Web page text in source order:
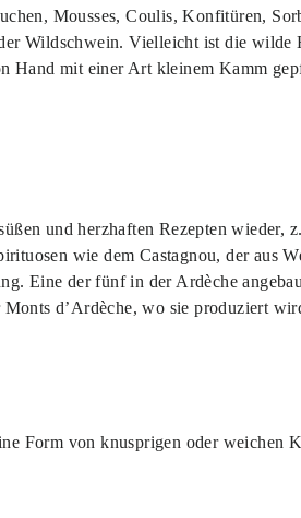
Mousses, Coulis, Konfitüren,
Wildschwein. Vielleicht ist die wilde
Hand mit einer Art kleinem Kamm
und herzhaften Rezepten wieder,
wie dem Castagnou, der aus
Eine der fünf in der Ardèche
d’Ardèche, wo sie produziert
Form von knusprigen oder weichen